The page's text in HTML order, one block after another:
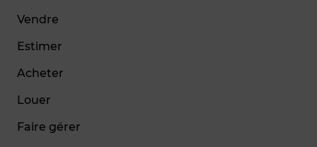
Vendre
Estimer
Acheter
Louer
Faire gérer